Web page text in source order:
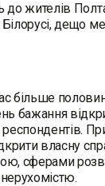
до жителів
дещо
більше
бажання
власну
сферами